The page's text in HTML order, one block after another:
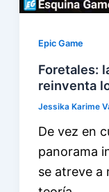
Epic Game
Foretales:
reinventa
Jessika Karime
De vez en
panorama
se atreve a